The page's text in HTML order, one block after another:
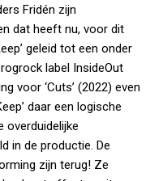
Fridén zijn
dat heeft nu, voor dit
geleid tot een onder
label InsideOut
voor ‘Cuts’ (2022) even
daar een logische
overduidelijke
in de productie. De
zijn terug! Ze